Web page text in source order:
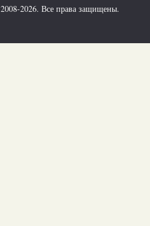
2026. Все права защищены.